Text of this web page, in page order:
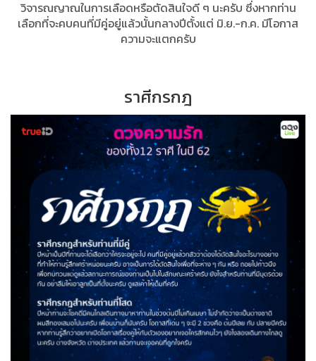
วิจารณญาณในการเลือดหรือตัดสินใจดี ๆ นะครับ ซึ่งหากท่าน
เลือกที่จะคบคนที่มีคู่อยู่แล้วนั้นกลางปีตั้งแต่ มิ.ย.-ก.ค. มีโอกาส
ความจะแตกครับ
ราศีกรกฎ